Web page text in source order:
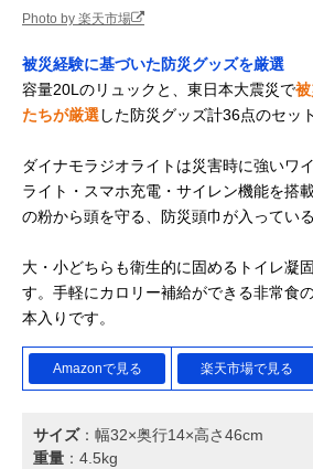
Photo by 楽天市場
被災経験に基づいた防災グッズを厳選
容量20Lのリュックと、東日本大震災で
たちが厳選した防災グッズ計36点のセッ
ダイナモラジオライトは災害時に強いワ
ライト・スマホ充電・サイレン機能を搭
の粉から頭を守る、防災頭巾が入ってい
大・小どちらも衛生的に固めるトイレ凝
す。手軽にカロリー補給ができる非常食
本入りです。
Amazonで見る 楽天市場で見る
サイズ：幅32×奥行14×高さ46cm
重量 ：4.5kg